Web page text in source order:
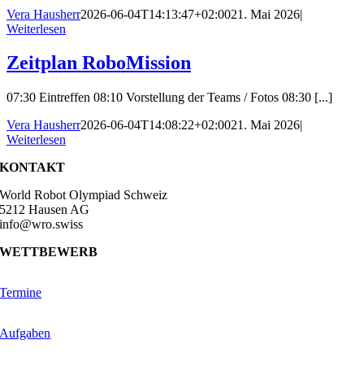
Vera Hausherr2026-06-04T14:13:47+02:0021. Mai 2026|
Weiterlesen
Zeitplan RoboMission
07:30 Eintreffen 08:10 Vorstellung der Teams / Fotos 08:30 [...]
Vera Hausherr2026-06-04T14:08:22+02:0021. Mai 2026|
Weiterlesen
KONTAKT
World Robot Olympiad Schweiz
5212 Hausen AG
info@wro.swiss
WETTBEWERB
Termine
Aufgaben